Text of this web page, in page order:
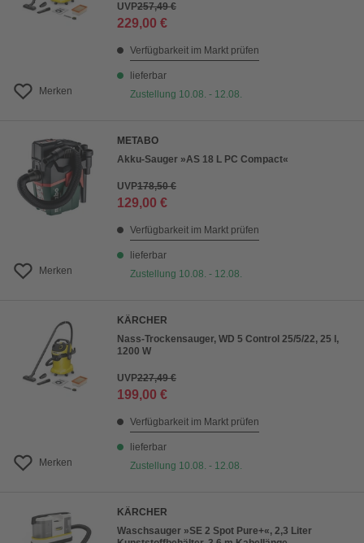
Merken
UVP257,49 €
229,00 €
Verfügbarkeit im Markt prüfen
lieferbar
Zustellung 10.08. - 12.08.
Merken
METABO
Akku-Sauger »AS 18 L PC Compact«
UVP178,50 €
129,00 €
Verfügbarkeit im Markt prüfen
lieferbar
Zustellung 10.08. - 12.08.
Merken
KÄRCHER
Nass-Trockensauger, WD 5 Control 25/5/22, 25 l,
1200 W
UVP227,49 €
199,00 €
Verfügbarkeit im Markt prüfen
lieferbar
Zustellung 10.08. - 12.08.
KÄRCHER
Waschsauger »SE 2 Spot Pure+«, 2,3 Liter